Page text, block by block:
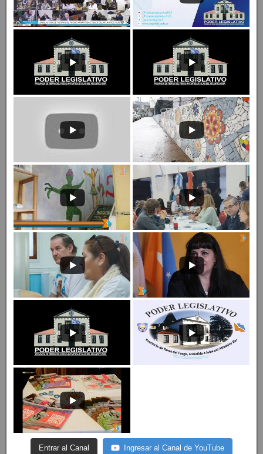
Entrar al Canal Ingresar al Canal de YouTube